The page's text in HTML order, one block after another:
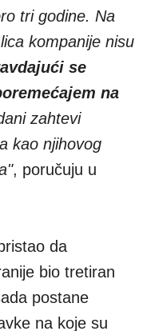
tri godine. Na
kompanije nisu
se
na
zahtevi
kao njihovog
, poručuju u
da
bio tretiran
postane
na koje su